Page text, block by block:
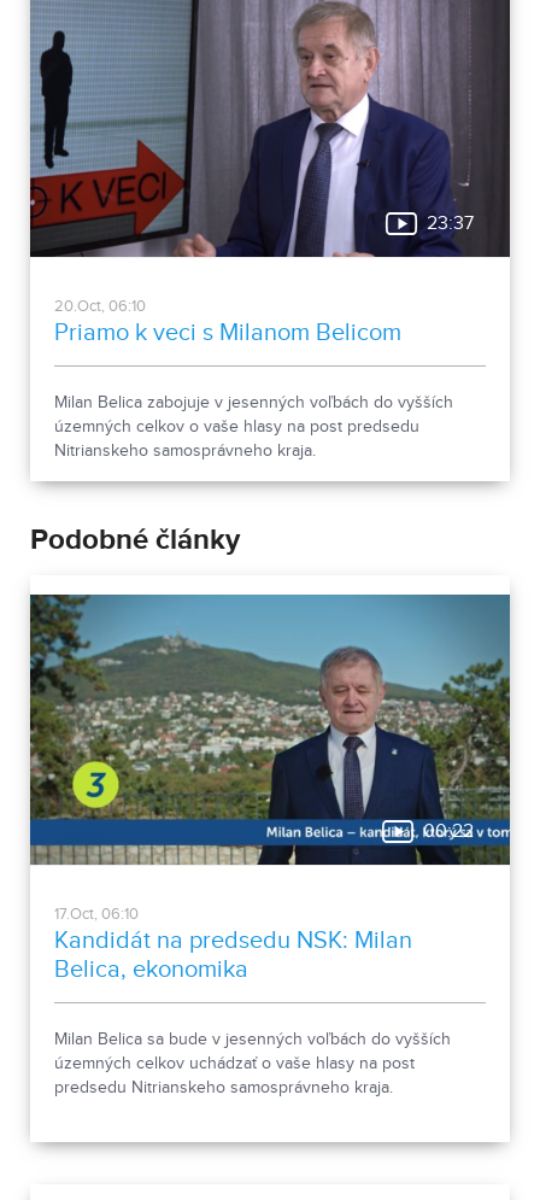
23:37
20.Oct, 06:10
Priamo k veci s Milanom Belicom
Milan Belica zabojuje v jesenných voľbách do vyšších
územných celkov o vaše hlasy na post predsedu
Nitrianskeho samosprávneho kraja.
Podobné články
00:22
17.Oct, 06:10
Kandidát na predsedu NSK: Milan
Belica, ekonomika
Milan Belica sa bude v jesenných voľbách do vyšších
územných celkov uchádzať o vaše hlasy na post
predsedu Nitrianskeho samosprávneho kraja.